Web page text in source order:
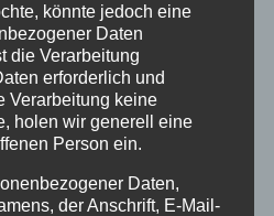
blieb Herr Schmidt
eng verbunden. Mit
er im Projektchor des
zur kulturellen Vielfalt
bei. Sein musikalisches
und sein
wird.
könnte jedoch eine
Daten
die Verarbeitung
erforderlich und
Verarbeitung keine
holen wir generell eine
Person ein.
Daten,
der Anschrift, E-Mail-